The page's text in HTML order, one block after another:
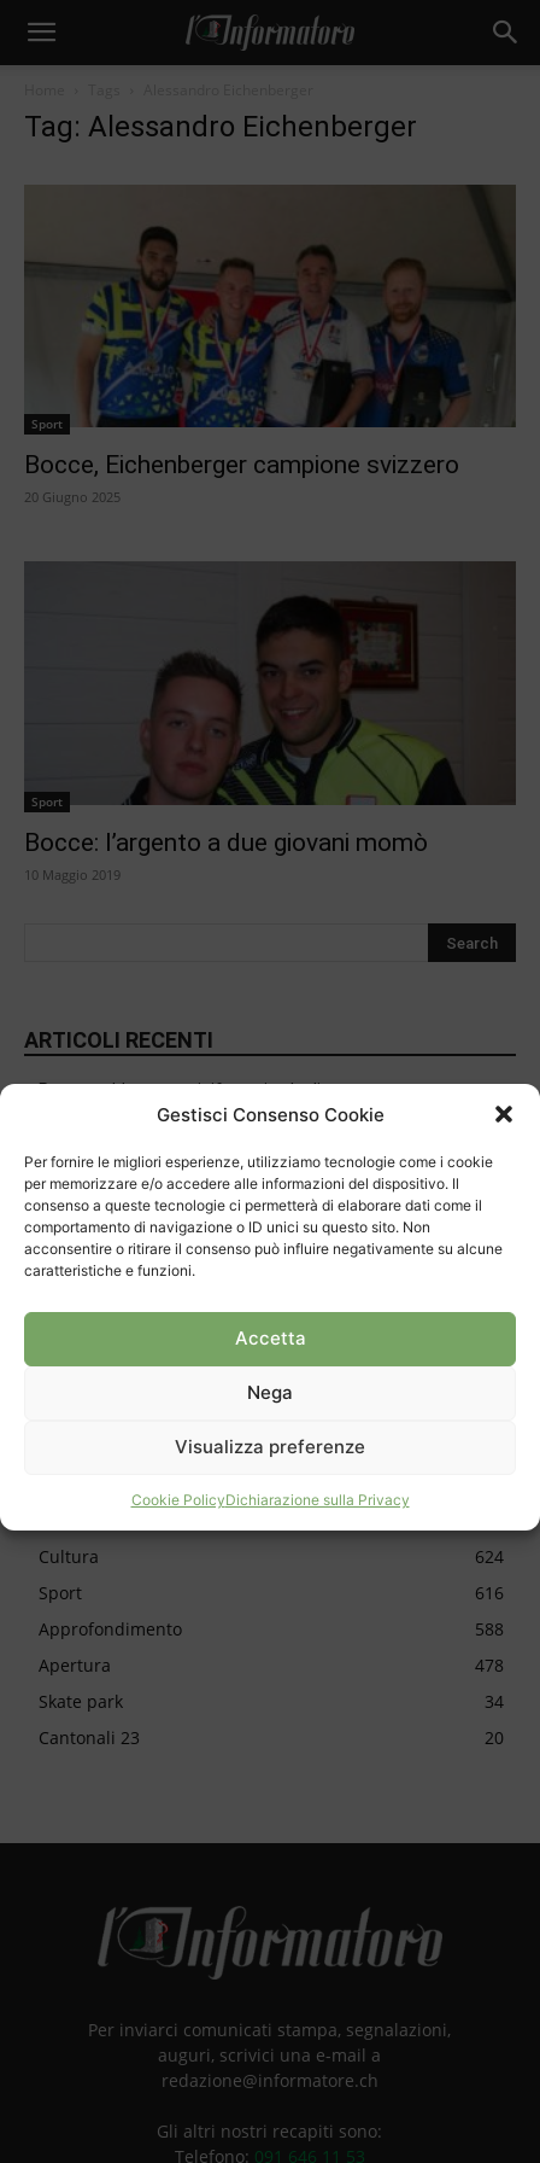
Gestisci Consenso Cookie
Per fornire le migliori esperienze, utilizziamo tecnologie come i cookie
per memorizzare e/o accedere alle informazioni del dispositivo. Il
consenso a queste tecnologie ci permetterà di elaborare dati come il
comportamento di navigazione o ID unici su questo sito. Non
acconsentire o ritirare il consenso può influire negativamente su alcune
caratteristiche e funzioni.
Accetta
Nega
Visualizza preferenze
Cookie PolicyDichiarazione sulla Privacy
Tag: Alessandro Eichenberger
Sport
Bocce, Eichenberger campione svizzero
20 Giugno 2025
Sport
Bocce: l’argento a due giovani momò
10 Maggio 2019
ARTICOLI RECENTI
Progetto bloccato, si rifanno i calcoli
Isole galleggianti per curare il lago
30 anni per il Mulino di Bruzella
Delli Carri sposa il Mendrisio
Chiasso, la polizia ha una nuova guida
Cultura
624
Sport
616
Approfondimento
588
Apertura
478
Skate park
34
Cantonali 23
20
Per inviarci comunicati stampa, segnalazioni,
auguri, scrivici una e-mail a
redazione@informatore.ch
Gli altri nostri recapiti sono:
Telefono: 091 646 11 53